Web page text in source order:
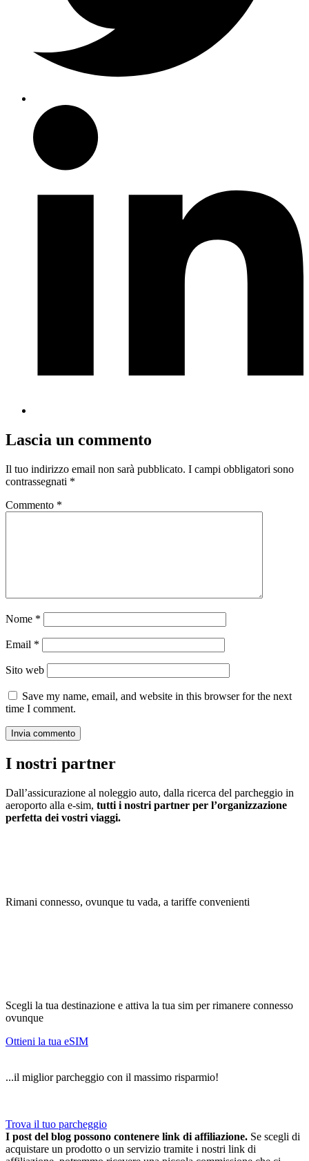
Lascia un commento
Il tuo indirizzo email non sarà pubblicato. I campi obbligatori sono
contrassegnati *
Commento *
Nome *
Email *
Sito web
Save my name, email, and website in this browser for the next
time I comment.
I nostri partner
Dall’assicurazione al noleggio auto, dalla ricerca del parcheggio in
aeroporto alla e-sim, tutti i nostri partner per l’organizzazione
perfetta dei vostri viaggi.
Rimani connesso, ovunque tu vada, a tariffe convenienti
Scegli la tua destinazione e attiva la tua sim per rimanere connesso
ovunque
Ottieni la tua eSIM
...il miglior parcheggio con il massimo risparmio!
Trova il tuo parcheggio
I post del blog possono contenere link di affiliazione. Se scegli di
acquistare un prodotto o un servizio tramite i nostri link di